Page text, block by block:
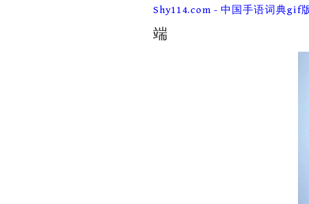
Skip
content
Shy114.com - 中国手语词典gif
端